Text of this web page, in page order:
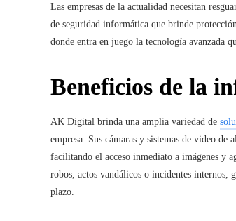
Las empresas de la actualidad necesitan
de seguridad informática que brinde
donde entra en juego la tecnología avanzada
Beneficios de la
AK Digital brinda una amplia variedad de
empresa. Sus cámaras y sistemas de video
facilitando el acceso inmediato a imágenes y
robos, actos vandálicos o incidentes internos,
plazo.